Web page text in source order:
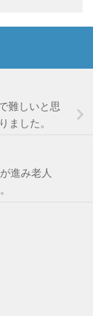
難しいと思
ました。
進み老人